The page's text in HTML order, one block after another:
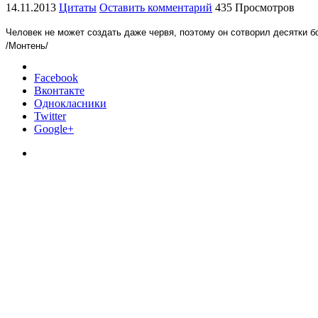
14.11.2013 Цитаты Оставить комментарий 435 Просмотров
Человек не может создать даже червя, поэтому он сотворил десятки
/Монтень/
Facebook
Вконтакте
Однокласники
Twitter
Google+